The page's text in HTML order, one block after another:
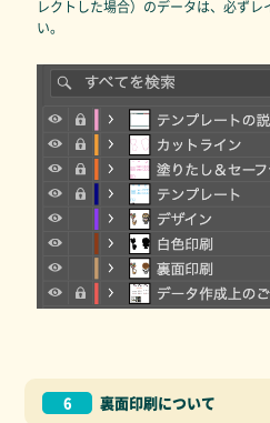
レクトした場合）のデータは、必ず
い。
6 裏面印刷について